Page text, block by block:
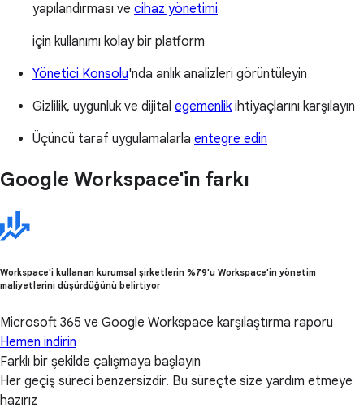
yapılandırması ve cihaz yönetimi
için kullanımı kolay bir platform
Yönetici Konsolu'nda anlık analizleri görüntüleyin
Gizlilik, uygunluk ve dijital egemenlikihtiyaçlarını karşılayın
Üçüncü taraf uygulamalarla entegre edin
Google Workspace'in farkı
Workspace'i kullanan kurumsal şirketlerin %79'u Workspace'in yönetim
maliyetlerini düşürdüğünü belirtiyor
Microsoft 365 ve Google Workspace karşılaştırma raporu
Hemen indirin
Farklı bir şekilde çalışmaya başlayın
Her geçiş süreci benzersizdir. Bu süreçte size yardım etmeye
hazırız